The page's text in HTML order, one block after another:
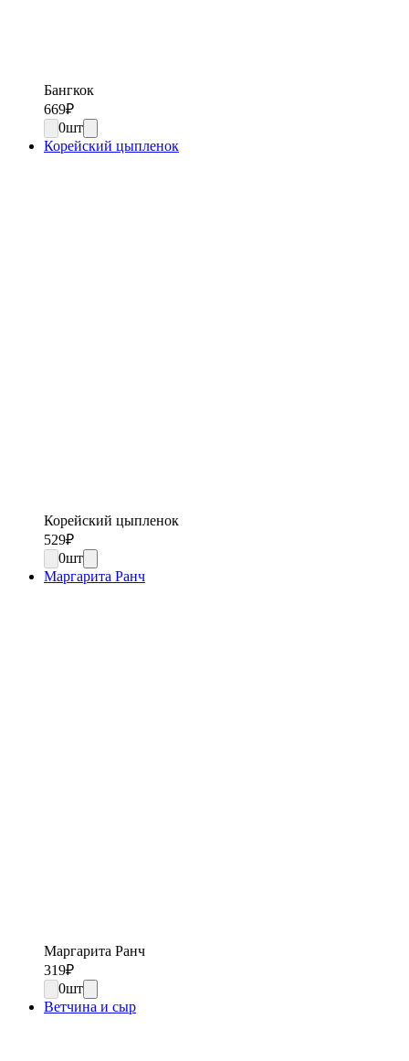
Бангкок
669₽
0шт
Корейский цыпленок
Корейский цыпленок
529₽
0шт
Маргарита Ранч
Маргарита Ранч
319₽
0шт
Ветчина и сыр